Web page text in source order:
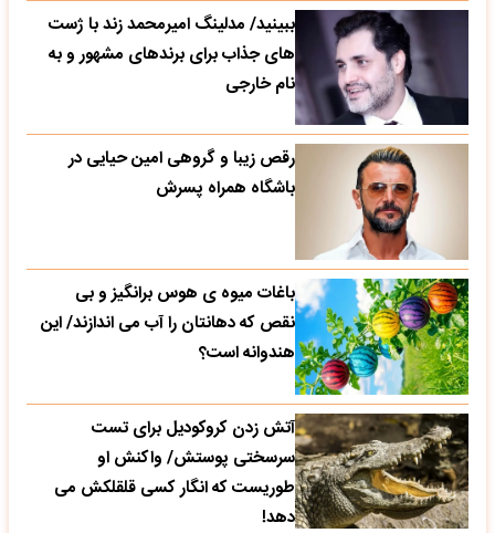
ببینید/ مدلینگ امیرمحمد زند با ژست
های جذاب برای برندهای مشهور و به
نام خارجی
رقص زیبا و گروهی امین حیایی در
باشگاه همراه پسرش
باغات میوه ی هوس برانگیز و بی
نقص که دهانتان را آب می اندازند/ این
هندوانه است؟
آتش زدن کروکودیل برای تست
سرسختی پوستش/ واکنش او
طوریست که انگار کسی قلقلکش می
دهد!